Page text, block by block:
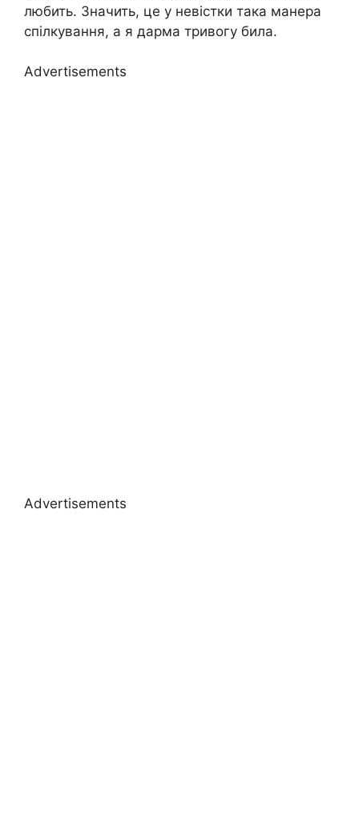
любить. Значить, це у невістки така манера
спілкування, а я дарма тривогу била.
Advertisements
Advertisements